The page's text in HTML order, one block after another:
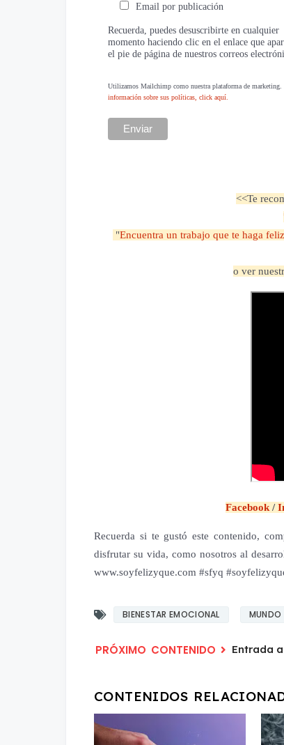
Email por publicación
Recuerda, puedes desuscribirte en cualquier
momento haciendo clic en el enlace que
el pie de página de nuestros correos
Utilizamos Mailchimp como nuestra plataforma de marketing.
información sobre sus políticas, click aquí.
<<Te
"Encuentra un trabajo que te haga
o ver
Facebook /
Recuerda si te gustó este contenido,
disfrutar su vida, como nosotros al
www.soyfelizyque.com #sfyq
BIENESTAR EMOCIONAL MUNDO
Entrada